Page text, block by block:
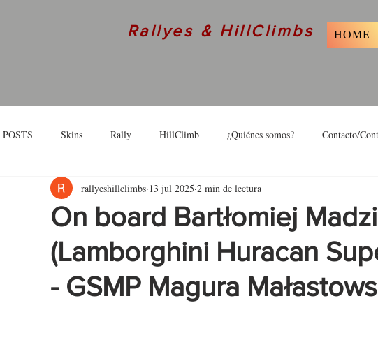
Rallyes & HillClimbs HOME
Skins Rally HillClimb ¿Quiénes somos? Contacto/
Interview
On board Bartłomiej
(Lamborghini Huracan
- GSMP Magura
rallyeshillclimbs 13 jul 2025 2 min de lectura